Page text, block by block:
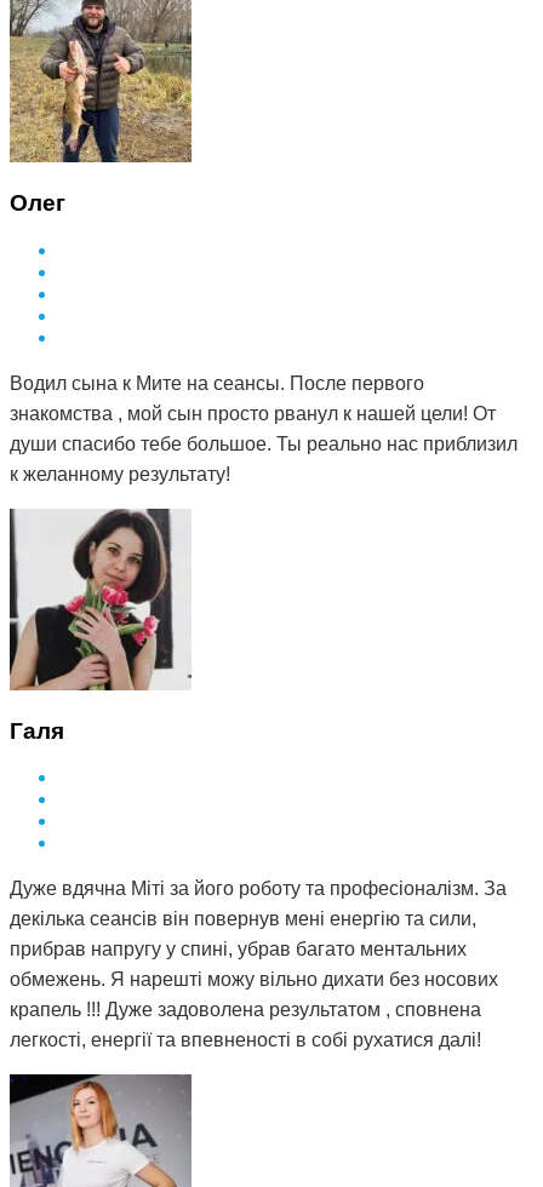
Олег
Водил сына к Мите на сеансы. После первого
знакомства , мой сын просто рванул к нашей цели! От
души спасибо тебе большое. Ты реально нас приблизил
к желанному результату!
Галя
Дуже вдячна Міті за його роботу та професіоналізм. За
декілька сеансів він повернув мені енергію та сили,
прибрав напругу у спині, убрав багато ментальних
обмежень. Я нарешті можу вільно дихати без носових
крапель !!! Дуже задоволена результатом , сповнена
легкості, енергії та впевненості в собі рухатися далі!